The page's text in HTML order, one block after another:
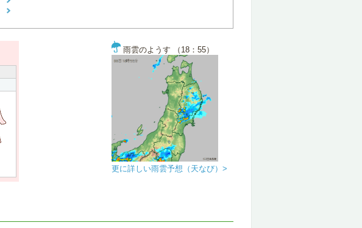
雨雲のようす （18：55）
更に詳しい雨雲予想（天なび）>